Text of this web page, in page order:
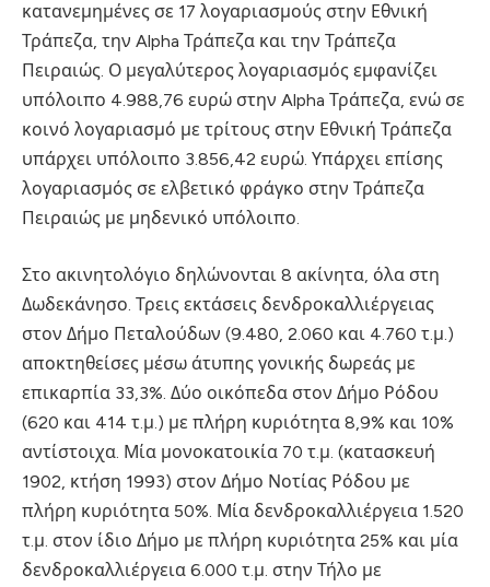
κατανεμημένες σε 17 λογαριασμούς στην Εθνική
Τράπεζα, την Alpha Τράπεζα και την Τράπεζα
Πειραιώς. Ο μεγαλύτερος λογαριασμός εμφανίζει
υπόλοιπο 4.988,76 ευρώ στην Alpha Τράπεζα, ενώ σε
κοινό λογαριασμό με τρίτους στην Εθνική Τράπεζα
υπάρχει υπόλοιπο 3.856,42 ευρώ. Υπάρχει επίσης
λογαριασμός σε ελβετικό φράγκο στην Τράπεζα
Πειραιώς με μηδενικό υπόλοιπο.
Στο ακινητολόγιο δηλώνονται 8 ακίνητα, όλα στη
Δωδεκάνησο. Τρεις εκτάσεις δενδροκαλλιέργειας
στον Δήμο Πεταλούδων (9.480, 2.060 και 4.760 τ.μ.)
αποκτηθείσες μέσω άτυπης γονικής δωρεάς με
επικαρπία 33,3%. Δύο οικόπεδα στον Δήμο Ρόδου
(620 και 414 τ.μ.) με πλήρη κυριότητα 8,9% και 10%
αντίστοιχα. Μία μονοκατοικία 70 τ.μ. (κατασκευή
1902, κτήση 1993) στον Δήμο Νοτίας Ρόδου με
πλήρη κυριότητα 50%. Μία δενδροκαλλιέργεια 1.520
τ.μ. στον ίδιο Δήμο με πλήρη κυριότητα 25% και μία
δενδροκαλλιέργεια 6.000 τ.μ. στην Τήλο με